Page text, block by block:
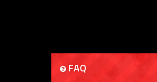
FAQ